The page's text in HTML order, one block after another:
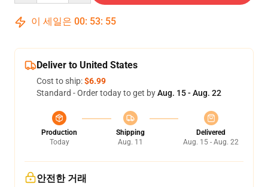
이 세일은 00: 53: 55
Deliver to United States
Cost to ship:$6.99
Standard - Order today to get byAug. 15 - Aug. 22
Production
Today
Shipping
Aug. 11
Delivered
Aug. 15 - Aug. 22
안전한 거래